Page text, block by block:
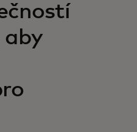
aby